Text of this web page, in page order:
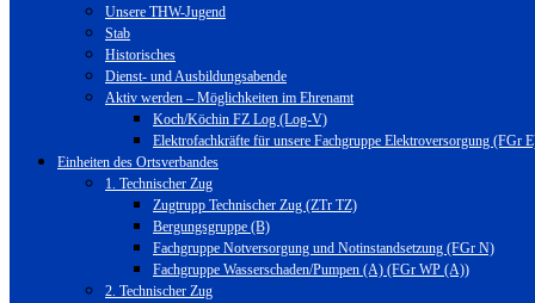
Unsere THW-Jugend
Stab
Historisches
Dienst- und Ausbildungsabende
Aktiv werden – Möglichkeiten im Ehrenamt
Koch/Köchin FZ Log (Log-V)
Elektrofachkräfte für unsere Fachgruppe Elektroversorgung (FGr
Einheiten des Ortsverbandes
1. Technischer Zug
Zugtrupp Technischer Zug (ZTr TZ)
Bergungsgruppe (B)
Fachgruppe Notversorgung und Notinstandsetzung (FGr N)
Fachgruppe Wasserschaden/Pumpen (A) (FGr WP (A))
2. Technischer Zug